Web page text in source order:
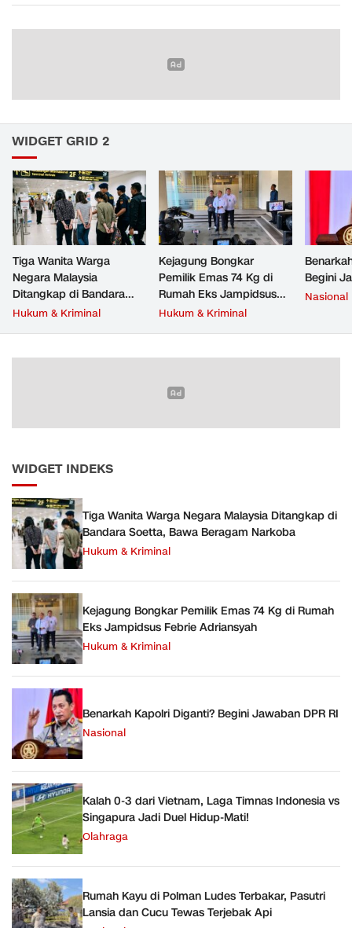
WIDGET GRID 2
Tiga Wanita Warga
Negara Malaysia
Ditangkap di Bandara
Soetta, Bawa Beragam
Hukum & Kriminal
Kejagung Bongkar
Pemilik Emas 74 Kg di
Rumah Eks Jampidsus
Febrie Adriansyah
Hukum & Kriminal
Begini
Nasional
WIDGET INDEKS
Tiga Wanita Warga Negara Malaysia Ditangkap di
Bandara Soetta, Bawa Beragam Narkoba
Hukum & Kriminal
Kejagung Bongkar Pemilik Emas 74 Kg di Rumah
Eks Jampidsus Febrie Adriansyah
Hukum & Kriminal
Benarkah Kapolri Diganti? Begini Jawaban DPR RI
Nasional
Kalah 0-3 dari Vietnam, Laga Timnas Indonesia vs
Singapura Jadi Duel Hidup-Mati!
Olahraga
Rumah Kayu di Polman Ludes Terbakar, Pasutri
Lansia dan Cucu Tewas Terjebak Api